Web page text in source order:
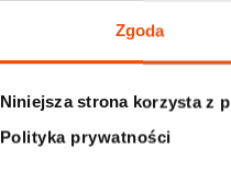
Zgoda
Niniejsza strona korzysta z
Polityka prywatności